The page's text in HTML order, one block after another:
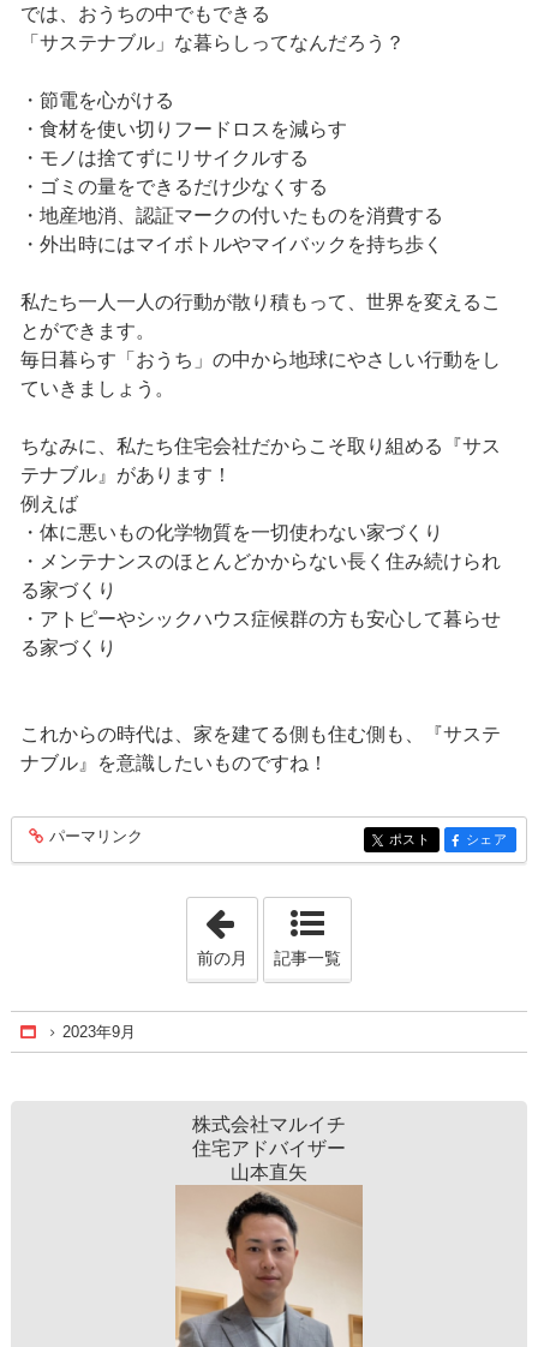
では、おうちの中でもできる
「サステナブル」な暮らしってなんだろう？
・節電を心がける
・食材を使い切りフードロスを減らす
・モノは捨てずにリサイクルする
・ゴミの量をできるだけ少なくする
・地産地消、認証マークの付いたものを消費する
・外出時にはマイボトルやマイバックを持ち歩く
私たち一人一人の行動が散り積もって、世界を変えるこ
とができます。
毎日暮らす「おうち」の中から地球にやさしい行動をし
ていきましょう。
ちなみに、私たち住宅会社だからこそ取り組める『サス
テナブル』があります！
例えば
・体に悪いもの化学物質を一切使わない家づくり
・メンテナンスのほとんどかからない長く住み続けられ
る家づくり
・アトピーやシックハウス症候群の方も安心して暮らせ
る家づくり
これからの時代は、家を建てる側も住む側も、『サステ
ナブル』を意識したいものですね！
entry267
パーマリンク entry267
ポスト entry267
シェア
「2023年8月」
前の月 記事一覧
Home
2023年9月
株式会社マルイチ
住宅アドバイザー
山本直矢